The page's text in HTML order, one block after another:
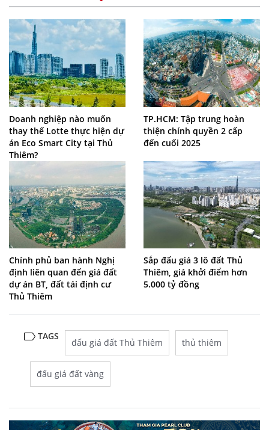
Doanh nghiệp nào muốn
thay thế Lotte thực hiện dự
án Eco Smart City tại Thủ
Thiêm?
TP.HCM: Tập trung hoàn
thiện chính quyền 2 cấp
đến cuối 2025
Chính phủ ban hành Nghị
định liên quan đến giá đất
dự án BT, đất tái định cư
Thủ Thiêm
Sắp đấu giá 3 lô đất Thủ
Thiêm, giá khởi điểm hơn
5.000 tỷ đồng
TAGS
đấu giá đất Thủ Thiêm thủ thiêm
đấu giá đất vàng